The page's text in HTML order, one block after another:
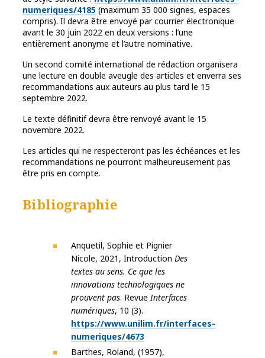
numeriques/4185 (maximum 35 000 signes, espaces
compris). Il devra être envoyé par courrier électronique
avant le 30 juin 2022 en deux versions : l’une
entièrement anonyme et l’autre nominative.
Un second comité international de rédaction organisera
une lecture en double aveugle des articles et enverra ses
recommandations aux auteurs au plus tard le 15
septembre 2022.
Le texte définitif devra être renvoyé avant le 15
novembre 2022.
Les articles qui ne respecteront pas les échéances et les
recommandations ne pourront malheureusement pas
être pris en compte.
Bibliographie
Anquetil, Sophie et Pignier
Nicole, 2021, Introduction Des
textes au sens. Ce que les
innovations technologiques ne
prouvent pas. Revue Interfaces
numériques, 10 (3).
https://www.unilim.fr/interfaces-
numeriques/4673
Barthes, Roland, (1957),